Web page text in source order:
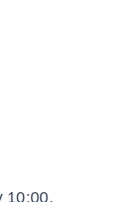
10:00.